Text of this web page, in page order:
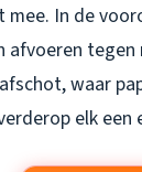
mee. In de
waar
elk